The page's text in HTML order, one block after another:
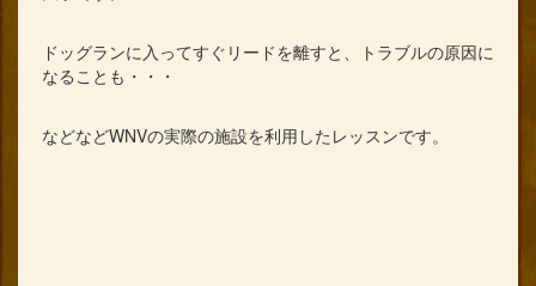
ドッグランに入ってすぐリードを離すと、トラブルの原因に
なることも・・・
などなどWNVの実際の施設を利用したレッスンです。